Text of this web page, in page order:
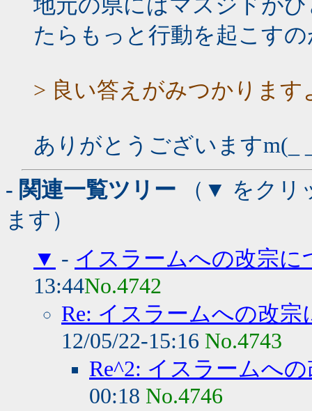
地元の県にはマスジドが
たらもっと行動を起こす
> 良い答えがみつかります
ありがとうございますm(_
- 関連一覧ツリー （▼ をクリ
ます）
▼ - イスラームへの改宗に
13:44No.4742
Re: イスラームへの改
12/05/22-15:16 No.4743
Re^2: イスラームへ
00:18 No.4746